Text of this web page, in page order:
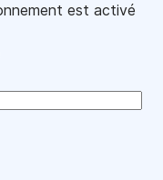
est activé